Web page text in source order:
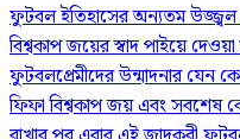
ফুটবল ইতিহাসের অন্যতম উজ্জ্বল
বিশ্বকাপ জয়ের স্বাদ পাইয়ে
ফুটবলপ্রেমীদের উন্মাদনার যেন
ফিফা বিশ্বকাপ জয় এবং সবশেষ